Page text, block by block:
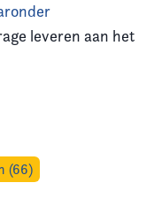
leveren aan het
(66)